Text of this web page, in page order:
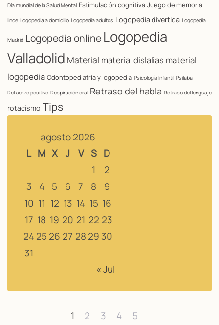
Día mundial de la Salud Mental Estimulación cognitiva Juego de memoria
lince Logopedia a domicilio Logopedia adultos Logopedia divertida Logopedia
Madrid Logopedia online Logopedia
Valladolid Material material dislalias material
logopedia Odontopediatría y logopedia Psicología Infantil Psilaba
Refuerzo positivo Respiración oral Retraso del habla Retraso del lenguaje
rotacismo Tips
agosto 2026
L M X J V S D
1
2
3
4 5 6 7 8
9
10 11 12 13 14 15 16
17 18 19 20 21 22 23
2425 26 27 28 29 30
31
« Jul
1 2 3 4 5